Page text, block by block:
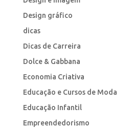
Design gráfico
dicas
Dicas de Carreira
Dolce & Gabbana
Economia Criativa
Educação e Cursos de Moda
Educação Infantil
Empreendedorismo